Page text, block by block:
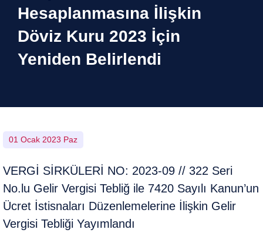
Hesaplanmasına İlişkin
Döviz Kuru 2023 İçin
Yeniden Belirlendi
01 Ocak 2023 Paz
VERGİ SİRKÜLERİ NO: 2023-09 // 322 Seri
No.lu Gelir Vergisi Tebliğ ile 7420 Sayılı Kanun’un
Ücret İstisnaları Düzenlemelerine İlişkin Gelir
Vergisi Tebliği Yayımlandı